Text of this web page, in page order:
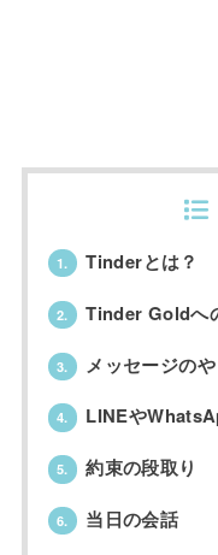
1. Tinderとは？
2. Tinder Goldへ
3. メッセージの
4. LINEや
5. 約束の段取り
6. 当日の会話